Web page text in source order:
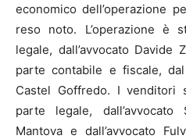
economico dell’operazione
reso noto. L’operazione è
legale, dall’avvocato
parte contabile e fiscale,
Castel Goffredo. I
parte legale,
Mantova e dall’avvocato